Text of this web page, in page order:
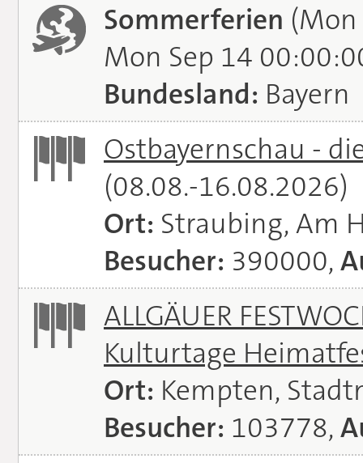
Sommerferien (Mon
Mon Sep 14
Bundesland: Bayern
Ostbayernschau -
(08.08.-16.08.2026)
Ort: Straubing, Am
Besucher: 390000,
ALLGÄUER
Kulturtage
Ort: Kempten,
Besucher: 103778,